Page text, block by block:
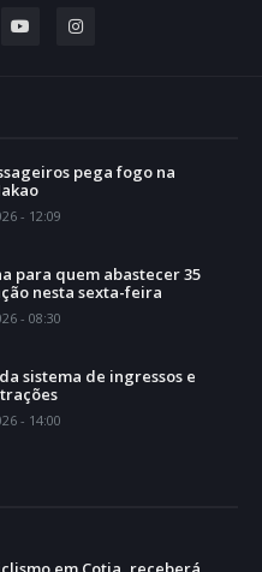
pega fogo na
- 12:09
para quem abastecer 35
nesta sexta-feira
- 08:30
sistema de ingressos e
- 14:00